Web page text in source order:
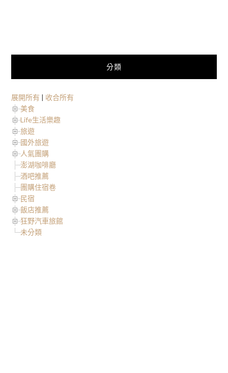
分類
展開所有 | 收合所有
美食
Life生活樂趣
旅遊
國外旅遊
人氣團購
澎湖咖啡廳
酒吧推薦
團購住宿卷
民宿
飯店推薦
狂野汽車旅館
未分類